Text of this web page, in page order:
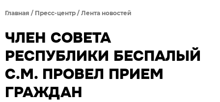
Главная / Пресс-центр / Лента новостей
ЧЛЕН СОВЕТА
РЕСПУБЛИКИ БЕСПАЛЫЙ
С.М. ПРОВЕЛ ПРИЕМ
ГРАЖДАН